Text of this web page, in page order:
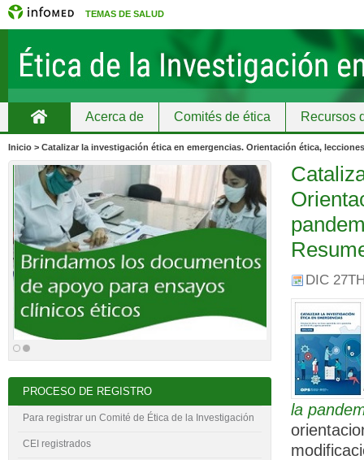
TEMAS DE SALUD
Acerca de Comités de ética Recursos
Educación continuada
Inicio > Catalizar la investigación ética en emergencias. Orientación ética,
DIC
la
PROCESO DE REGISTRO
Para registrar un Comité de Ética de la Investigación
CEI registrados